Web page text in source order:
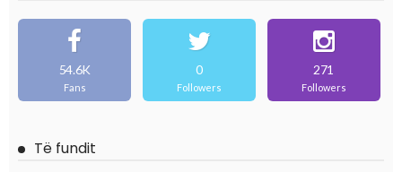
54.6K
Fans
0
Followers
271
Followers
Të fundit